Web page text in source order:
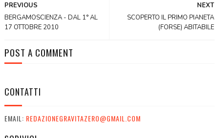
NEXT
SCOPERTO IL PRIMO PIANETA
(FORSE) ABITABILE
PREVIOUS
BERGAMOSCIENZA - DAL 1° AL
17 OTTOBRE 2010
POST A COMMENT
CONTATTI
EMAIL: REDAZIONEGRAVITAZERO@GMAIL.COM